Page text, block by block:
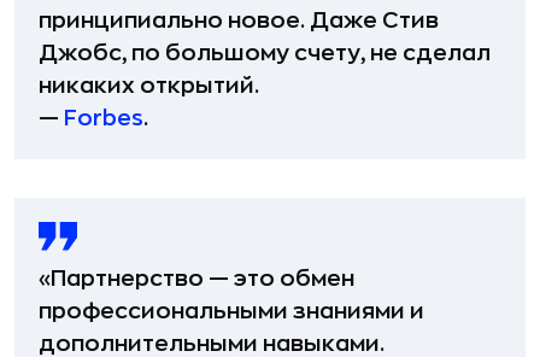
принципиально новое. Даже Стив
Джобс, по большому счету, не сделал
никаких открытий.
— Forbes.
«Партнерство — это обмен
профессиональными знаниями и
дополнительными навыками.